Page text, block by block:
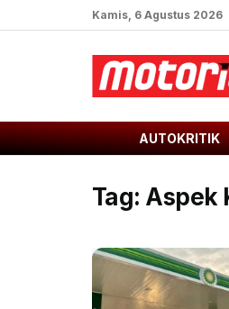
Kamis, 6 Agustus 2026
AUTOKRITIK
Tag: Aspek